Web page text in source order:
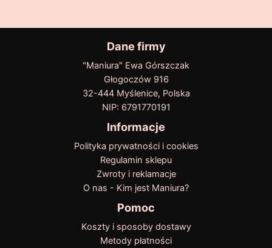
Dane firmy
"Maniura" Ewa Górszczak
Głogoczów 916
32-444 Myślenice, Polska
NIP: 6791770191
Informacje
Polityka prywatności i cookies
Regulamin sklepu
Zwroty i reklamacje
O nas - Kim jest Maniura?
Pomoc
Koszty i sposoby dostawy
Metody płatności